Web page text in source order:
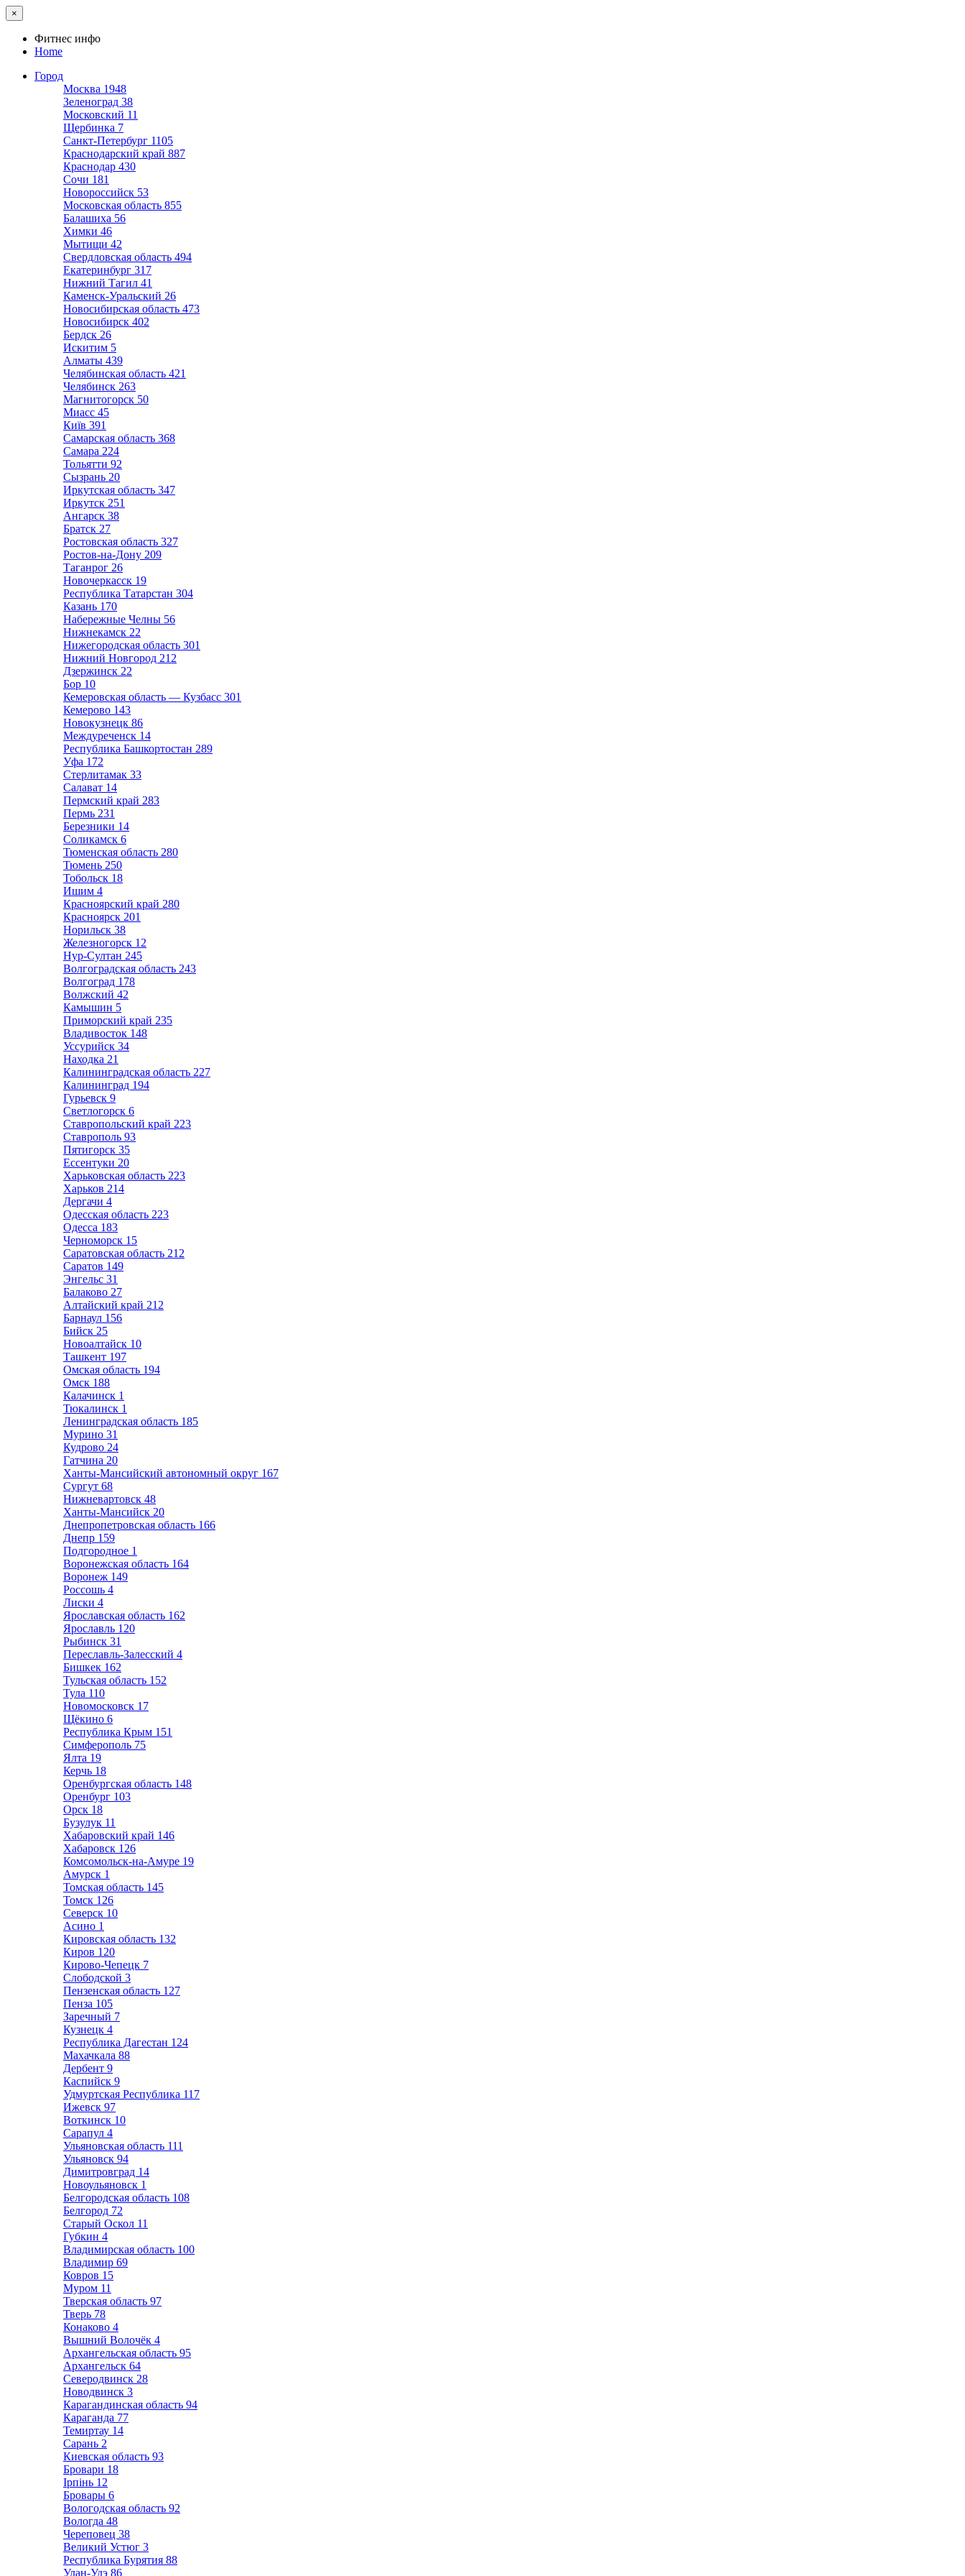
×
Фитнес инфо
Home
Город
Москва 1948
Зеленоград 38
Московский 11
Щербинка 7
Санкт-Петербург 1105
Краснодарский край 887
Краснодар 430
Сочи 181
Новороссийск 53
Московская область 855
Балашиха 56
Химки 46
Мытищи 42
Свердловская область 494
Екатеринбург 317
Нижний Тагил 41
Каменск-Уральский 26
Новосибирская область 473
Новосибирск 402
Бердск 26
Искитим 5
Алматы 439
Челябинская область 421
Челябинск 263
Магнитогорск 50
Миасс 45
Київ 391
Самарская область 368
Самара 224
Тольятти 92
Сызрань 20
Иркутская область 347
Иркутск 251
Ангарск 38
Братск 27
Ростовская область 327
Ростов-на-Дону 209
Таганрог 26
Новочеркасск 19
Республика Татарстан 304
Казань 170
Набережные Челны 56
Нижнекамск 22
Нижегородская область 301
Нижний Новгород 212
Дзержинск 22
Бор 10
Кемеровская область — Кузбасс 301
Кемерово 143
Новокузнецк 86
Междуреченск 14
Республика Башкортостан 289
Уфа 172
Стерлитамак 33
Салават 14
Пермский край 283
Пермь 231
Березники 14
Соликамск 6
Тюменская область 280
Тюмень 250
Тобольск 18
Ишим 4
Красноярский край 280
Красноярск 201
Норильск 38
Железногорск 12
Нур-Султан 245
Волгоградская область 243
Волгоград 178
Волжский 42
Камышин 5
Приморский край 235
Владивосток 148
Уссурийск 34
Находка 21
Калининградская область 227
Калининград 194
Гурьевск 9
Светлогорск 6
Ставропольский край 223
Ставрополь 93
Пятигорск 35
Ессентуки 20
Харьковская область 223
Харьков 214
Дергачи 4
Одесская область 223
Одесса 183
Черноморск 15
Саратовская область 212
Саратов 149
Энгельс 31
Балаково 27
Алтайский край 212
Барнаул 156
Бийск 25
Новоалтайск 10
Ташкент 197
Омская область 194
Омск 188
Калачинск 1
Тюкалинск 1
Ленинградская область 185
Мурино 31
Кудрово 24
Гатчина 20
Ханты-Мансийский автономный округ 167
Сургут 68
Нижневартовск 48
Ханты-Мансийск 20
Днепропетровская область 166
Днепр 159
Подгородное 1
Воронежская область 164
Воронеж 149
Россошь 4
Лиски 4
Ярославская область 162
Ярославль 120
Рыбинск 31
Переславль-Залесский 4
Бишкек 162
Тульская область 152
Тула 110
Новомосковск 17
Щёкино 6
Республика Крым 151
Симферополь 75
Ялта 19
Керчь 18
Оренбургская область 148
Оренбург 103
Орск 18
Бузулук 11
Хабаровский край 146
Хабаровск 126
Комсомольск-на-Амуре 19
Амурск 1
Томская область 145
Томск 126
Северск 10
Асино 1
Кировская область 132
Киров 120
Кирово-Чепецк 7
Слободской 3
Пензенская область 127
Пенза 105
Заречный 7
Кузнецк 4
Республика Дагестан 124
Махачкала 88
Дербент 9
Каспийск 9
Удмуртская Республика 117
Ижевск 97
Воткинск 10
Сарапул 4
Ульяновская область 111
Ульяновск 94
Димитровград 14
Новоульяновск 1
Белгородская область 108
Белгород 72
Старый Оскол 11
Губкин 4
Владимирская область 100
Владимир 69
Ковров 15
Муром 11
Тверская область 97
Тверь 78
Конаково 4
Вышний Волочёк 4
Архангельская область 95
Архангельск 64
Северодвинск 28
Новодвинск 3
Карагандинская область 94
Караганда 77
Темиртау 14
Сарань 2
Киевская область 93
Бровари 18
Ірпінь 12
Бровары 6
Вологодская область 92
Вологда 48
Череповец 38
Великий Устюг 3
Республика Бурятия 88
Улан-Удэ 86